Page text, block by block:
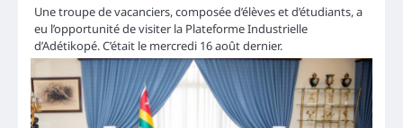
Une troupe de vacanciers, composée d’élèves et d’étudiants, a
eu l’opportunité de visiter la Plateforme Industrielle
d’Adétikopé. C’était le mercredi 16 août dernier.